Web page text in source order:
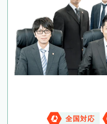
全国対応